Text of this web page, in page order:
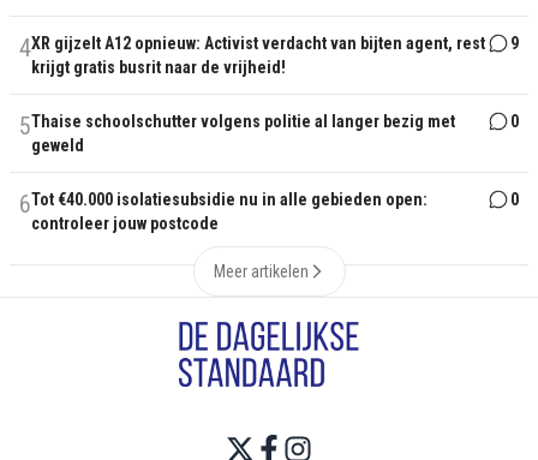
4XR gijzelt A12 opnieuw: Activist verdacht van bijten agent, rest
krijgt gratis busrit naar de vrijheid!
9
5Thaise schoolschutter volgens politie al langer bezig met
geweld
0
6Tot €40.000 isolatiesubsidie nu in alle gebieden open:
controleer jouw postcode
0
Meer artikelen